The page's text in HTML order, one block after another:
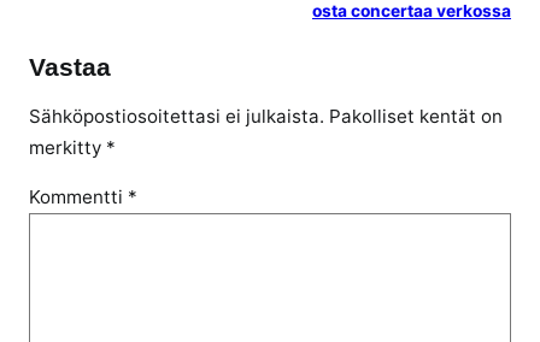
osta concertaa verkossa
Vastaa
Sähköpostiosoitettasi ei julkaista. Pakolliset kentät on
merkitty *
Kommentti *